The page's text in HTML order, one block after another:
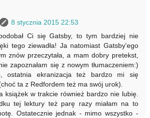
8 stycznia 2015 22:53
Ci się Gatsby, to tym bardziej nie
tego ziewadła! Ja natomiast Gatsby'ego
znów przeczytała, a mam dobry pretekst,
zapoznałam się z nowym tłumaczeniem:)
ostatnia ekranizacja też bardzo mi się
ta z Redfordem też ma swój urok).
książek w trakcie również bardzo nie lubię.
tej lektury też parę razy miałam na to
Ostatecznie jednak - mimo wszystko -